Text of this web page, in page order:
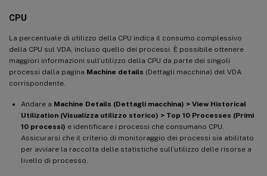
CPU
La percentuale di utilizzo della CPU indica il consumo complessivo
della CPU sul VDA, incluso quello dei processi. È possibile ottenere
maggiori informazioni sull’utilizzo della CPU da parte dei singoli
processi dalla pagina Machine details (Dettagli macchina) del VDA
corrispondente.
Andare a Machine Details (Dettagli macchina) > View Historical
Utilization (Visualizza utilizzo storico) > Top 10 Processes (Primi
10 processi) e identificare i processi che consumano CPU.
Assicurarsi che il criterio di monitoraggio dei processi sia abilitato
per avviare la raccolta delle statistiche sull’utilizzo delle risorse a
livello di processo.